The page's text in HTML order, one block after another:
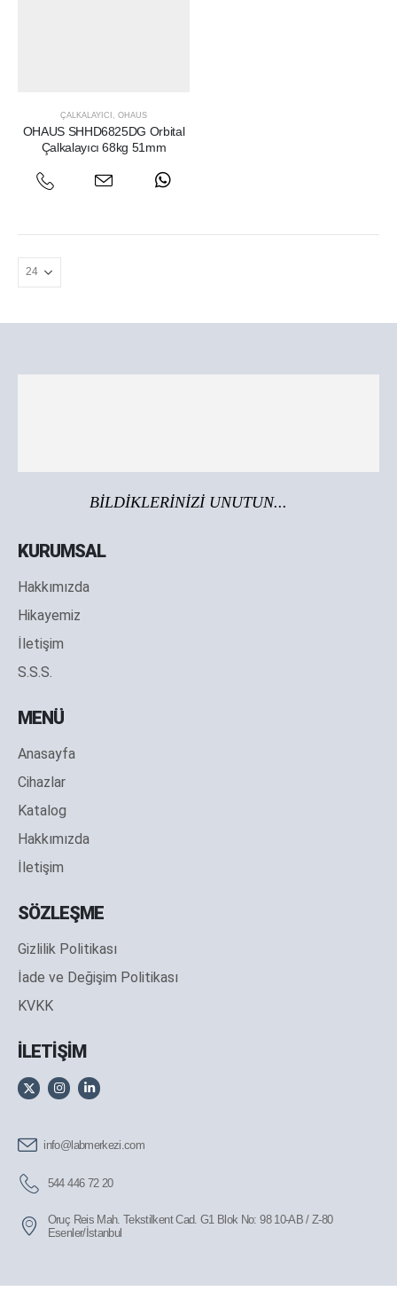
ÇALKALAYICI OHAUS
OHAUS SHHD6825DG Orbital
Çalkalayıcı 68kg 51mm
BİLDİKLERİNİZİ UNUTUN...
KURUMSAL
Hakkımızda
Hikayemiz
İletişim
S.S.S.
MENÜ
Anasayfa
Cihazlar
Katalog
Hakkımızda
İletişim
SÖZLEŞME
Gizlilik Politikası
İade ve Değişim Politikası
KVKK
İLETİŞİM
info@labmerkezi.com
544 446 72 20
Oruç Reis Mah. Tekstilkent Cad. G1 Blok No: 98 10-AB / Z-80
Esenler/İstanbul